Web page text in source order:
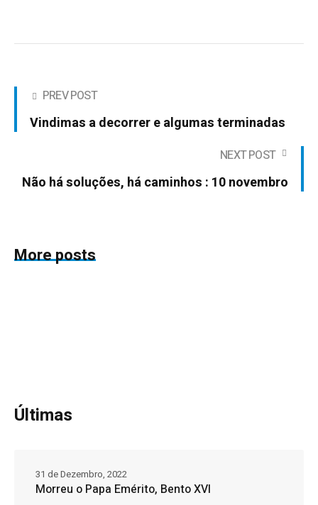
PREV POST
Vindimas a decorrer e algumas terminadas
NEXT POST
Não há soluções, há caminhos : 10 novembro
More posts
Últimas
Morreu o Papa Emérito, Bento XVI
31 de Dezembro, 2022